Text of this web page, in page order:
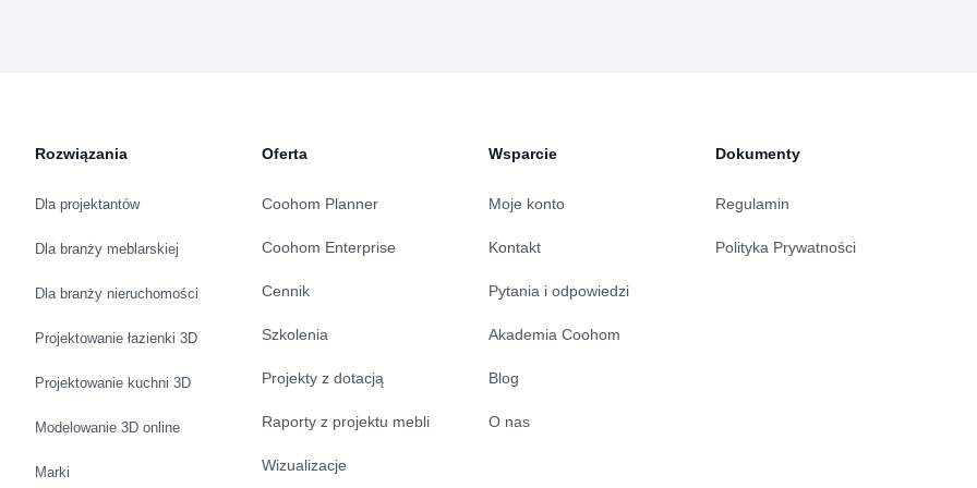
Rozwiązania
Dla projektantów
Dla branży meblarskiej
Dla branży nieruchomości
Projektowanie łazienki 3D
Projektowanie kuchni 3D
Modelowanie 3D online
Marki
Oferta
Coohom Planner
Coohom Enterprise
Cennik
Szkolenia
Projekty z dotacją
Raporty z projektu mebli
Wizualizacje
Wsparcie
Moje konto
Kontakt
Pytania i odpowiedzi
Akademia Coohom
Blog
O nas
Dokumenty
Regulamin
Polityka Prywatności